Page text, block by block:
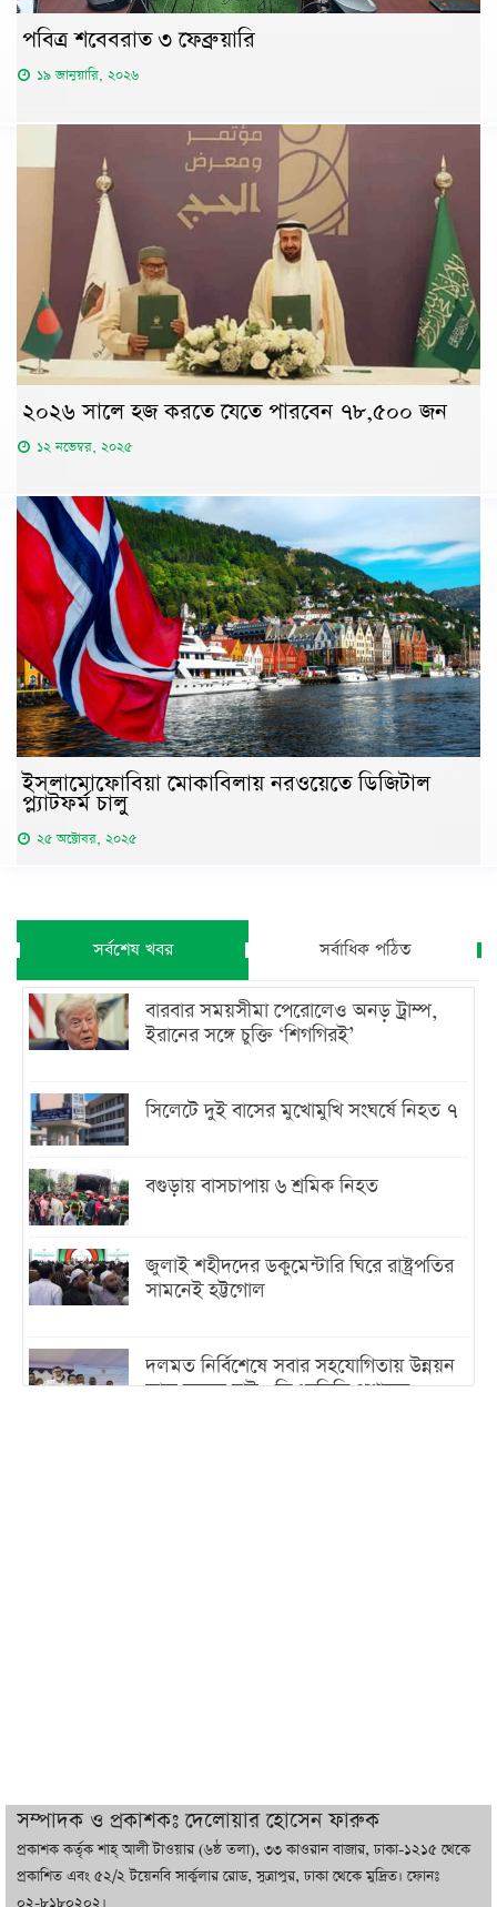
পবিত্র শবেবরাত ৩ ফেব্রুয়ারি
১৯ জানুয়ারি, ২০২৬
২০২৬ সালে হজ করতে যেতে পারবেন ৭৮,৫০০ জন
১২ নভেম্বর, ২০২৫
ইসলামোফোবিয়া মোকাবিলায় নরওয়েতে ডিজিটাল
প্ল্যাটফর্ম চালু
২৫ অক্টোবর, ২০২৫
সর্বশেষ খবর সর্বাধিক পঠিত
বারবার সময়সীমা পেরোলেও অনড় ট্রাম্প,
ইরানের সঙ্গে চুক্তি ‘শিগগিরই’
সিলেটে দুই বাসের মুখোমুখি সংঘর্ষে নিহত ৭
বগুড়ায় বাসচাপায় ৬ শ্রমিক নিহত
জুলাই শহীদদের ডকুমেন্টারি ঘিরে রাষ্ট্রপতির
সামনেই হট্টগোল
দলমত নির্বিশেষে সবার সহযোগিতায় উন্নয়ন
কাজ করতে চাই : ডিএনসিসি প্রশাসক
বাজারে কাঁচা মরিচে ‘আগুন’, ‘এত দাম তো
আগে দেখিনি’
সম্পাদক ও প্রকাশকঃ দেলোয়ার হোসেন ফারুক
প্রকাশক কর্তৃক শাহ্ আলী টাওয়ার (৬ষ্ঠ তলা), ৩৩ কাওরান বাজার, ঢাকা-১২১৫ থেকে
প্রকাশিত এবং ৫২/২ টয়েনবি সার্কুলার রোড, সুত্রাপুর, ঢাকা থেকে মুদ্রিত। ফোনঃ